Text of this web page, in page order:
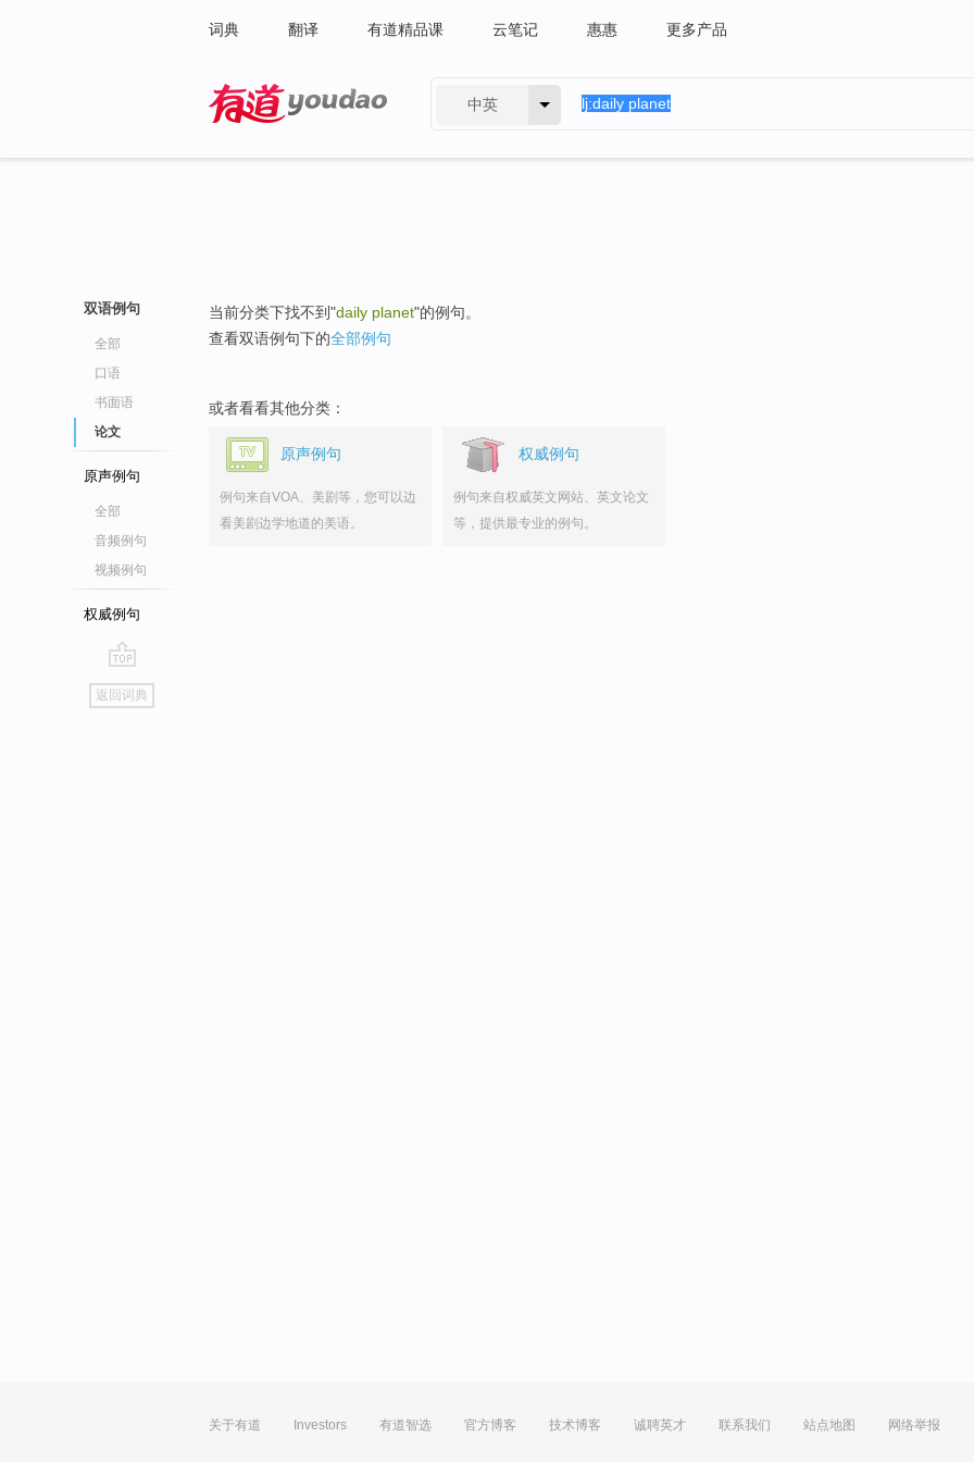
词典 翻译 有道精品课 云笔记 惠惠 更多产品
中英
双语例句
全部
口语
书面语
论文
原声例句
全部
音频例句
视频例句
权威例句
go
top
返回词典
当前分类下找不到"daily planet"的例句。
查看双语例句下的全部例句
或者看看其他分类：
原声例句
例句来自VOA、美剧等，您可以边
看美剧边学地道的美语。
权威例句
例句来自权威英文网站、英文论文
等，提供最专业的例句。
关于有道 Investors 有道智选 官方博客 技术博客 诚聘英才 联系我们 站点地图 网络举报